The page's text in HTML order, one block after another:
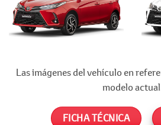
Las imágenes del vehículo en
modelo
FICHA TÉCNICA